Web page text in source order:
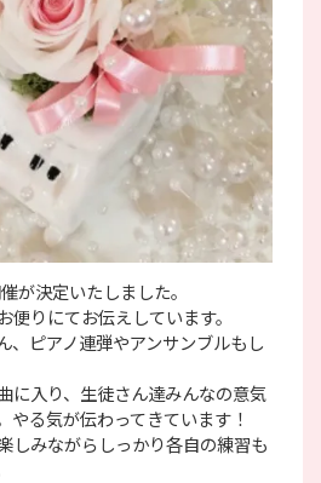
が決定いたしました。
便りにてお伝えしています。
、ピアノ連弾やアンサンブルもし
に入り、生徒さん達みんなの意気
やる気が伝わってきています！
しみながらしっかり各自の練習も